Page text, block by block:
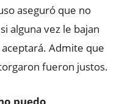
aseguró que no
alguna vez le bajan
Admite que
fueron justos.
puedo